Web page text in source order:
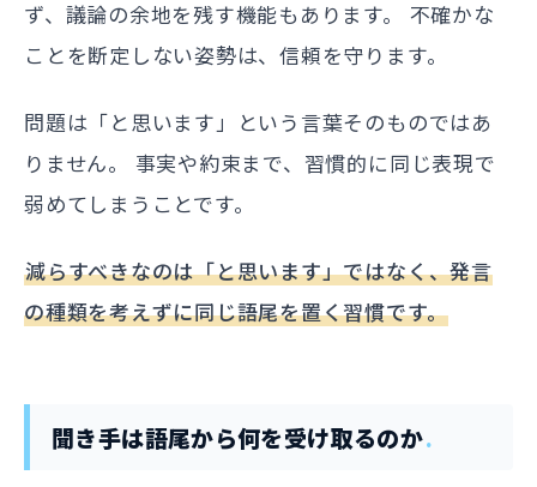
ず、議論の余地を残す機能もあります。 不確かな
ことを断定しない姿勢は、信頼を守ります。
問題は「と思います」という言葉そのものではあ
りません。 事実や約束まで、習慣的に同じ表現で
弱めてしまうことです。
減らすべきなのは「と思います」ではなく、発言
の種類を考えずに同じ語尾を置く習慣です。
聞き手は語尾から何を受け取るのか